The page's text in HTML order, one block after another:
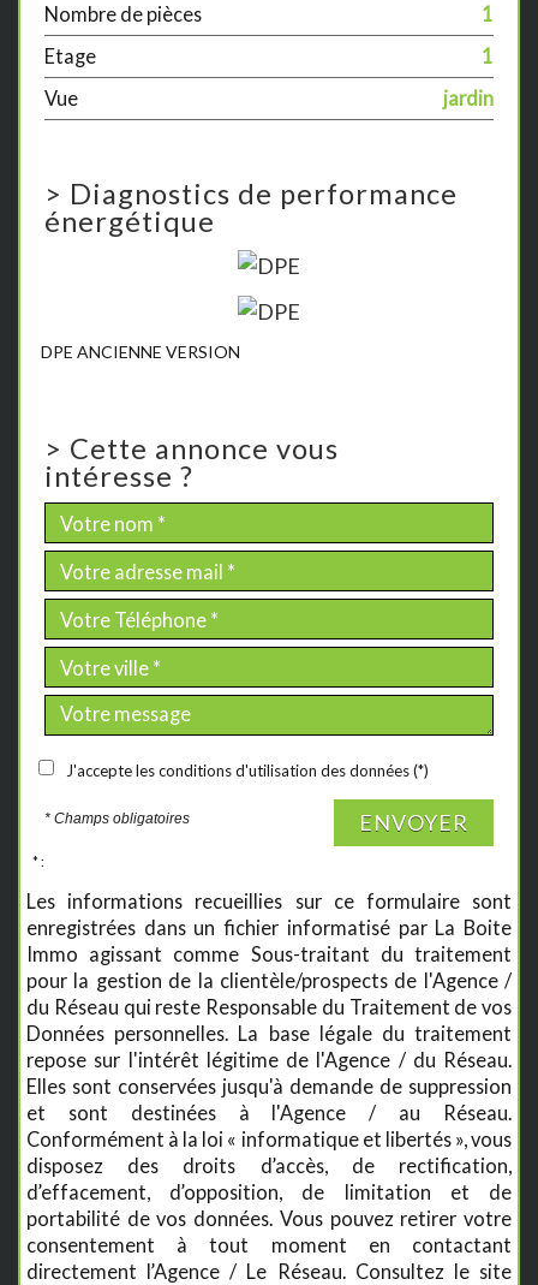
Nombre de pièces
1
Etage
1
Vue
jardin
> Diagnostics de performance
énergétique
DPE ANCIENNE VERSION
> Cette annonce vous
intéresse ?
J'accepte les conditions d'utilisation des données (*)
* Champs obligatoires ENVOYER
* :
Les informations recueillies sur ce formulaire sont
enregistrées dans un fichier informatisé par La Boite
Immo agissant comme Sous-traitant du traitement
pour la gestion de la clientèle/prospects de l'Agence /
du Réseau qui reste Responsable du Traitement de vos
Données personnelles. La base légale du traitement
repose sur l'intérêt légitime de l'Agence / du Réseau.
Elles sont conservées jusqu'à demande de suppression
et sont destinées à l'Agence / au Réseau.
Conformément à la loi « informatique et libertés », vous
disposez des droits d’accès, de rectification,
d’effacement, d’opposition, de limitation et de
portabilité de vos données. Vous pouvez retirer votre
consentement à tout moment en contactant
directement l’Agence / Le Réseau. Consultez le site